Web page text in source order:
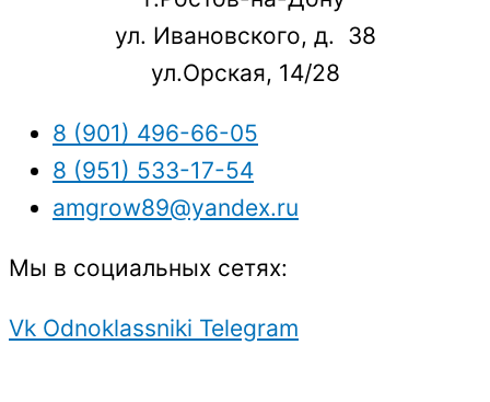
ул. Ивановского, д. 38
ул.Орская, 14/28
8 (901) 496-66-05
8 (951) 533-17-54
amgrow89@yandex.ru
Мы в социальных сетях:
Vk Odnoklassniki Telegram